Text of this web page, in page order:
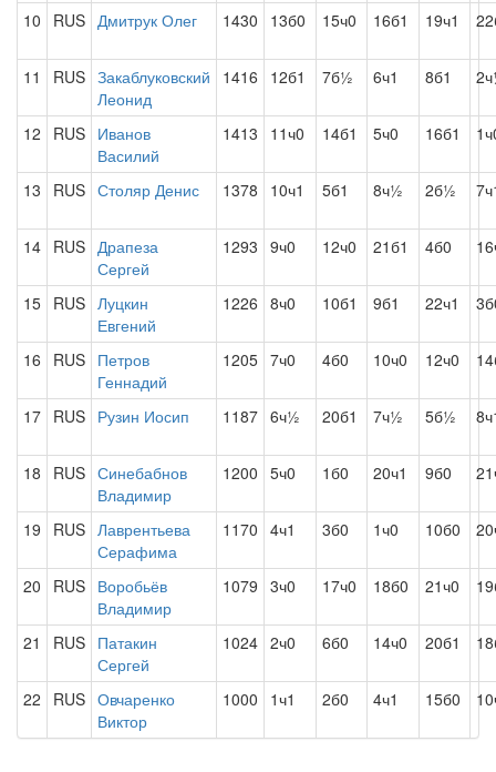
10 RUS Дмитрук Олег 1430 13б0 15ч0 16б1 19ч1
11 RUS Закаблуковский
Леонид
1416 12б1 7б½ 6ч1 8б1
12 RUS Иванов
Василий
1413 11ч0 14б1 5ч0 16б1
13 RUS Столяр Денис 1378 10ч1 5б1 8ч½ 2б½
14 RUS Драпеза
Сергей
1293 9ч0 12ч0 21б1 4б0
15 RUS Луцкин
Евгений
1226 8ч0 10б1 9б1 22ч1
16 RUS Петров
Геннадий
1205 7ч0 4б0 10ч0 12ч0
17 RUS Рузин Иосип 1187 6ч½ 20б1 7ч½ 5б½
18 RUS Синебабнов
Владимир
1200 5ч0 1б0 20ч1 9б0
19 RUS Лаврентьева
Серафима
1170 4ч1 3б0 1ч0 10б0
20 RUS Воробьёв
Владимир
1079 3ч0 17ч0 18б0 21ч0
21 RUS Патакин
Сергей
1024 2ч0 6б0 14ч0 20б1
22 RUS Овчаренко
Виктор
1000 1ч1 2б0 4ч1 15б0